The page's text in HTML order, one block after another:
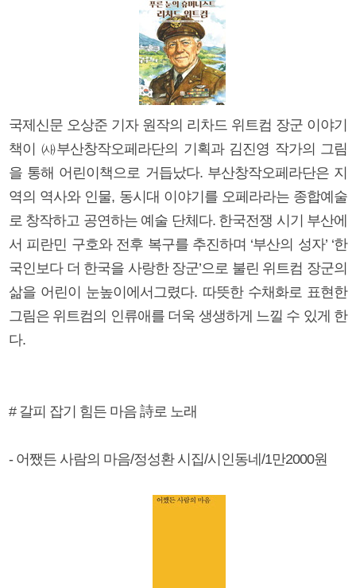
국제신문 오상준 기자 원작의 리차드 위트컴 장군 이야기
책이 ㈔부산창작오페라단의 기획과 김진영 작가의 그림
을 통해 어린이책으로 거듭났다. 부산창작오페라단은 지
역의 역사와 인물, 동시대 이야기를 오페라라는 종합예술
로 창작하고 공연하는 예술 단체다. 한국전쟁 시기 부산에
서 피란민 구호와 전후 복구를 추진하며 ‘부산의 성자’ ‘한
국인보다 더 한국을 사랑한 장군’으로 불린 위트컴 장군의
삶을 어린이 눈높이에서그렸다. 따뜻한 수채화로 표현한
그림은 위트컴의 인류애를 더욱 생생하게 느낄 수 있게 한
다.
# 갈피 잡기 힘든 마음 詩로 노래
- 어쨌든 사람의 마음/정성환 시집/시인동네/1만2000원